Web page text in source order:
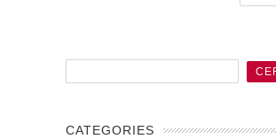
CATEGORIES